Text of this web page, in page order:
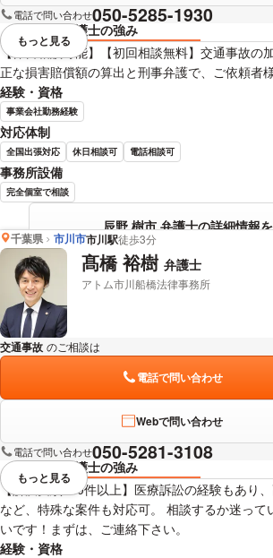
電話で問い合わせ050-5285-1930
弁護士の強み
【休日相談可能】【初回相談無料】交通事故の
正な損害賠償額の算出と刑事弁護で、ご依頼者
経験・資格
事業会社勤務経験
対応体制
全国出張対応 休日相談可 電話相談可
事務所設備
完全個室で相談
辰野 樹市 弁護士の詳細情報
視覚的に省略されている要素を
もっと見る
千葉県 市川市市川駅徒歩3分
髙橋 裕樹 弁護士
アトム市川船橋法律事務所
交通事故 のご相談は
電話で問い合わせ
Webで問い合わせ
電話で問い合わせ050-5281-3108
弁護士の強み
【解決実績100件以上】医療訴訟の経験もあり
など、特殊な案件も対応可。 相談するか迷って
いです！まずは、ご連絡下さい。
経験・資格
視覚的に省略されている要素を
もっと見る